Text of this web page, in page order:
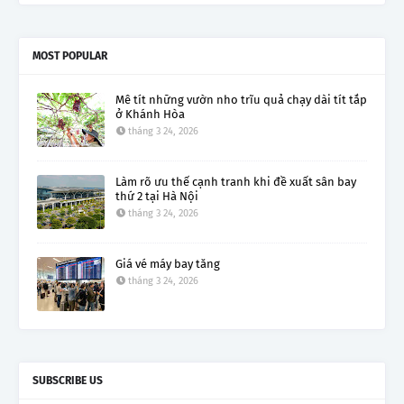
MOST POPULAR
Mê tít những vườn nho trĩu quả chạy dài tít tắp
ở Khánh Hòa
tháng 3 24, 2026
Làm rõ ưu thế cạnh tranh khi đề xuất sân bay
thứ 2 tại Hà Nội
tháng 3 24, 2026
Giá vé máy bay tăng
tháng 3 24, 2026
SUBSCRIBE US